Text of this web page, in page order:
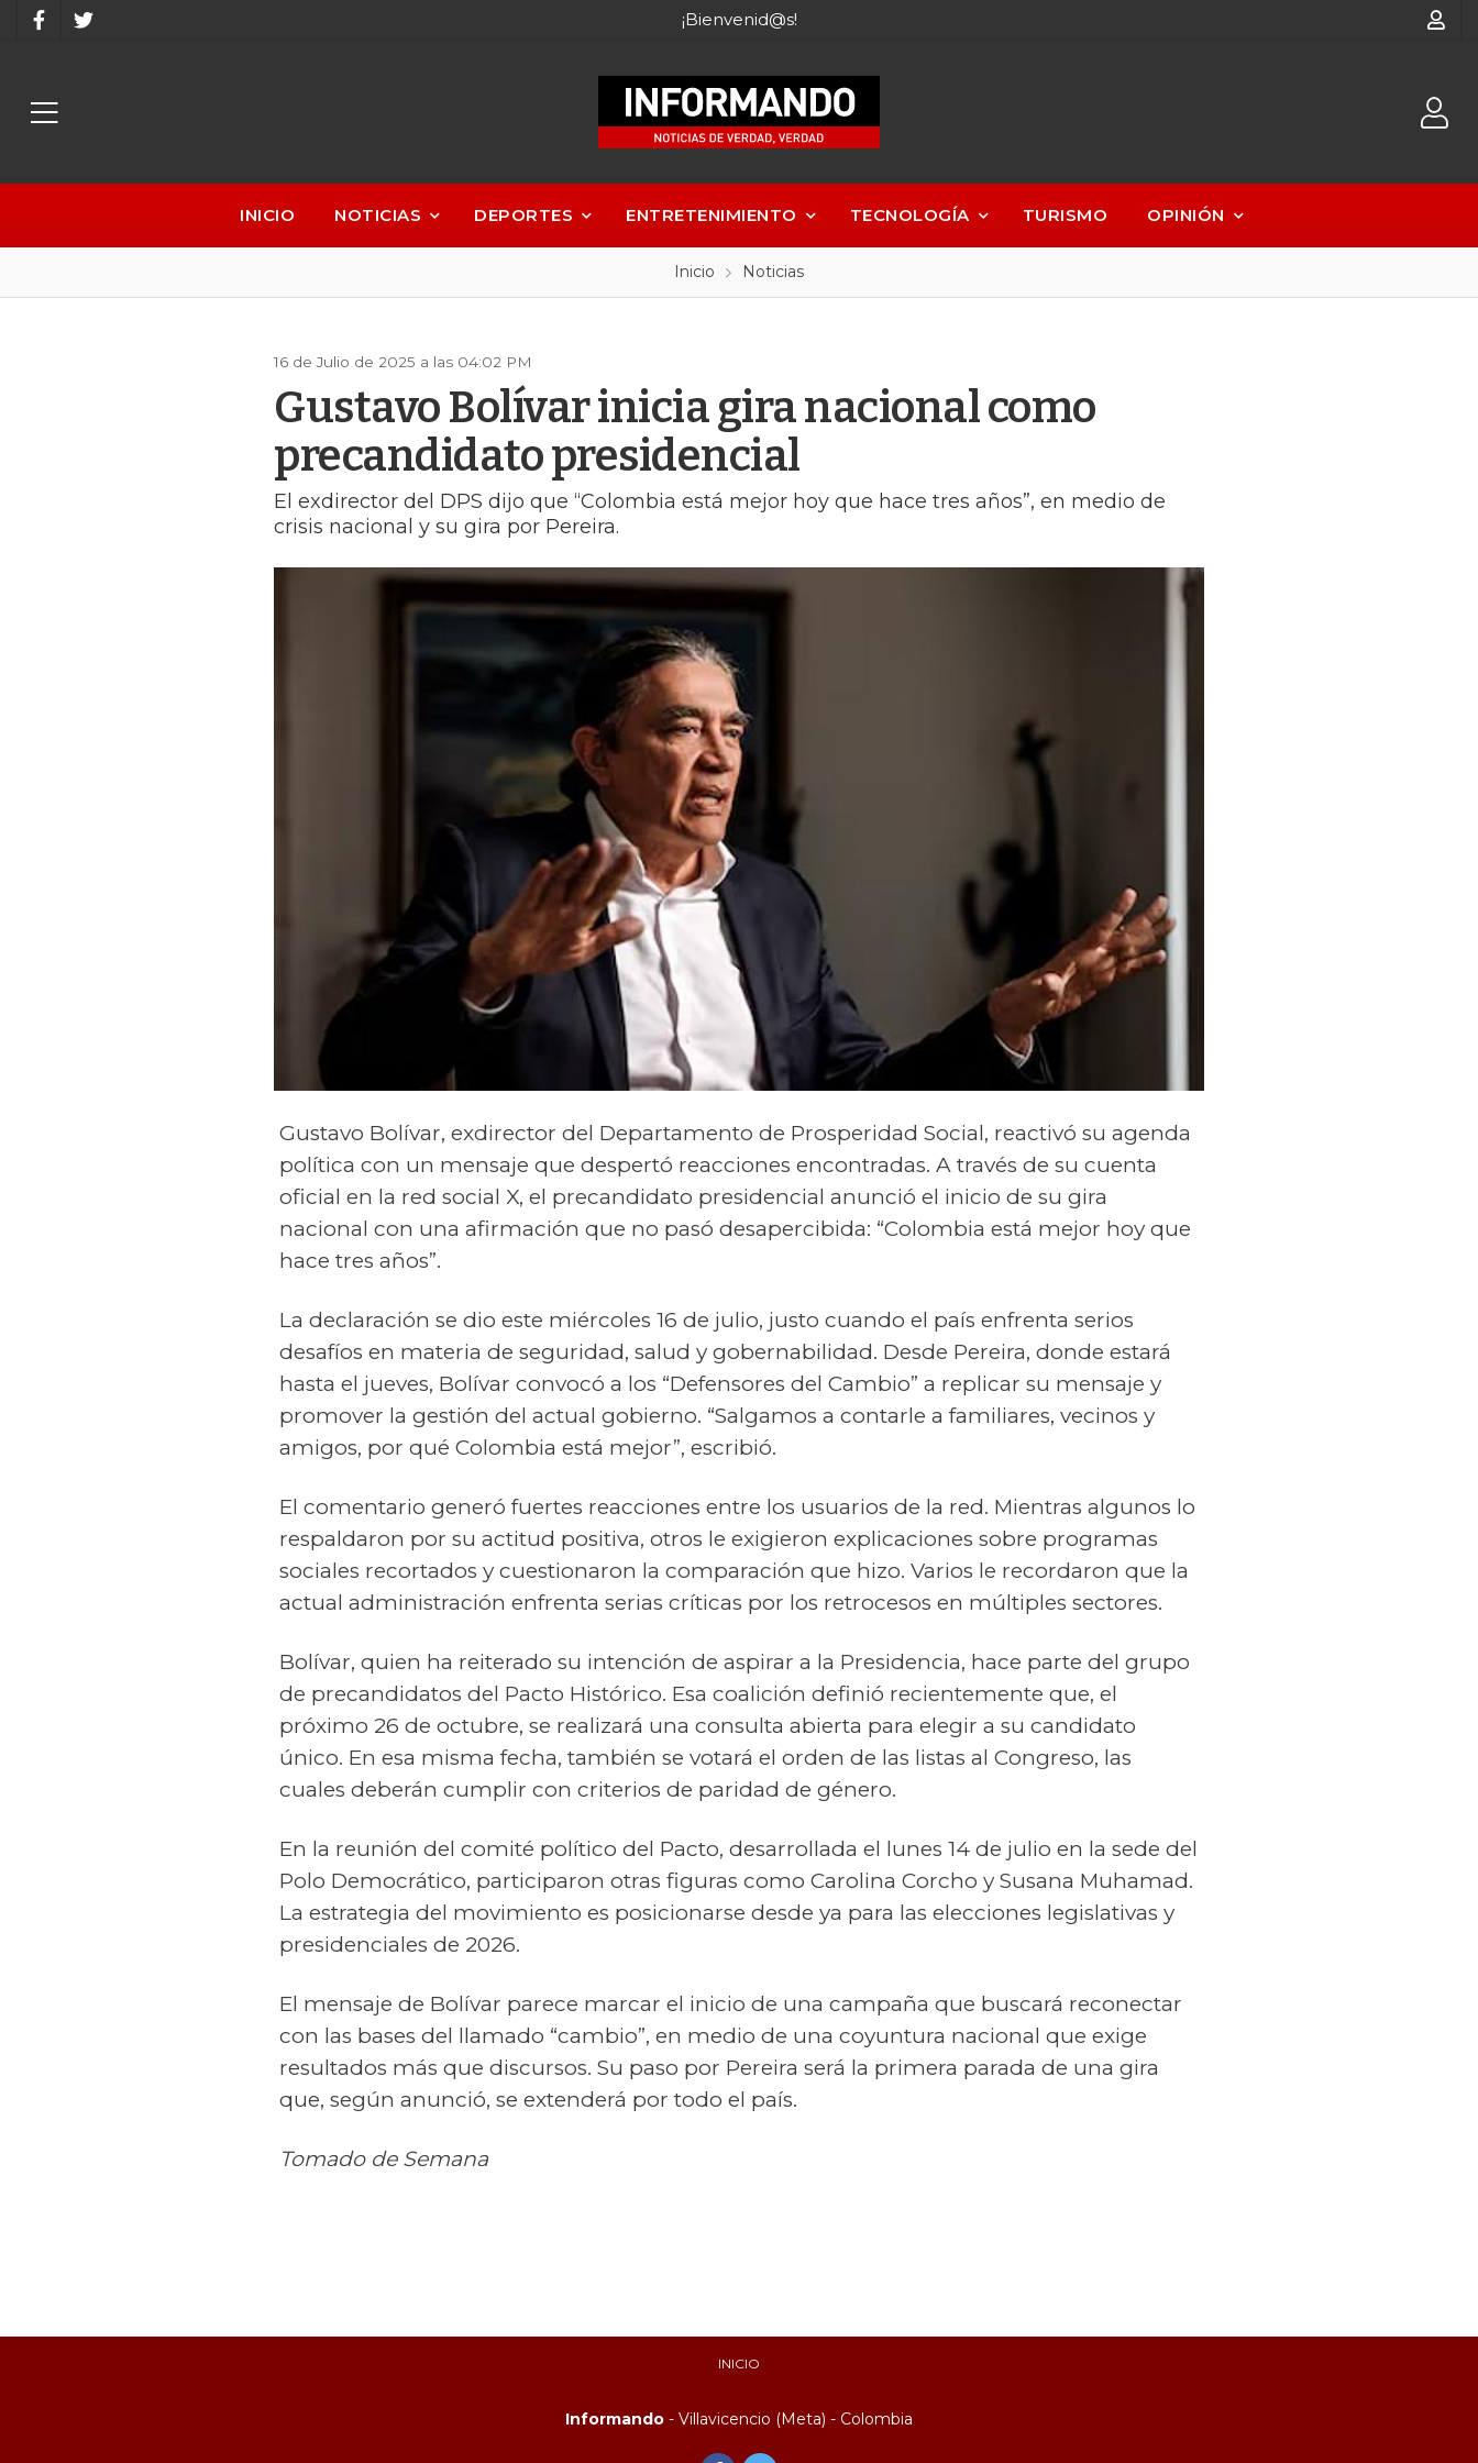
¡Bienvenid@s!
INICIO NOTICIAS DEPORTES ENTRETENIMIENTO TECNOLOGÍA TURISMO OPINIÓN
Inicio Noticias
16 de Julio de 2025 a las 04:02 PM
Gustavo Bolívar inicia gira nacional como
precandidato presidencial
El exdirector del DPS dijo que “Colombia está mejor hoy que hace tres años”, en medio de
crisis nacional y su gira por Pereira.
Gustavo Bolívar, exdirector del Departamento de Prosperidad Social, reactivó su agenda
política con un mensaje que despertó reacciones encontradas. A través de su cuenta
oficial en la red social X, el precandidato presidencial anunció el inicio de su gira
nacional con una afirmación que no pasó desapercibida: “Colombia está mejor hoy que
hace tres años”.
La declaración se dio este miércoles 16 de julio, justo cuando el país enfrenta serios
desafíos en materia de seguridad, salud y gobernabilidad. Desde Pereira, donde estará
hasta el jueves, Bolívar convocó a los “Defensores del Cambio” a replicar su mensaje y
promover la gestión del actual gobierno. “Salgamos a contarle a familiares, vecinos y
amigos, por qué Colombia está mejor”, escribió.
El comentario generó fuertes reacciones entre los usuarios de la red. Mientras algunos lo
respaldaron por su actitud positiva, otros le exigieron explicaciones sobre programas
sociales recortados y cuestionaron la comparación que hizo. Varios le recordaron que la
actual administración enfrenta serias críticas por los retrocesos en múltiples sectores.
Bolívar, quien ha reiterado su intención de aspirar a la Presidencia, hace parte del grupo
de precandidatos del Pacto Histórico. Esa coalición definió recientemente que, el
próximo 26 de octubre, se realizará una consulta abierta para elegir a su candidato
único. En esa misma fecha, también se votará el orden de las listas al Congreso, las
cuales deberán cumplir con criterios de paridad de género.
En la reunión del comité político del Pacto, desarrollada el lunes 14 de julio en la sede del
Polo Democrático, participaron otras figuras como Carolina Corcho y Susana Muhamad.
La estrategia del movimiento es posicionarse desde ya para las elecciones legislativas y
presidenciales de 2026.
El mensaje de Bolívar parece marcar el inicio de una campaña que buscará reconectar
con las bases del llamado “cambio”, en medio de una coyuntura nacional que exige
resultados más que discursos. Su paso por Pereira será la primera parada de una gira
que, según anunció, se extenderá por todo el país.
Tomado de Semana
INICIO
Informando - Villavicencio (Meta) - Colombia